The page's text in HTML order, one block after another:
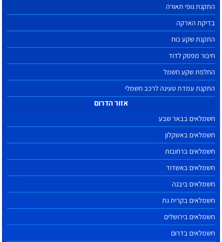
התקנת גופי תאורה
בדיקת הארקה
התקנת שקע כוח
חיבור מפסק לדוד
החלפת שקע חשמל
התקנת עמדת טעינה לרכב חשמלי
אזור הדרום
חשמלאים בבאר שבע
חשמלאים באשקלון
חשמלאים ברחובות
חשמלאים באשדוד
חשמלאים ביבנה
חשמלאים בקרית גת
חשמלאים בירושלים
חשמלאים בדרום